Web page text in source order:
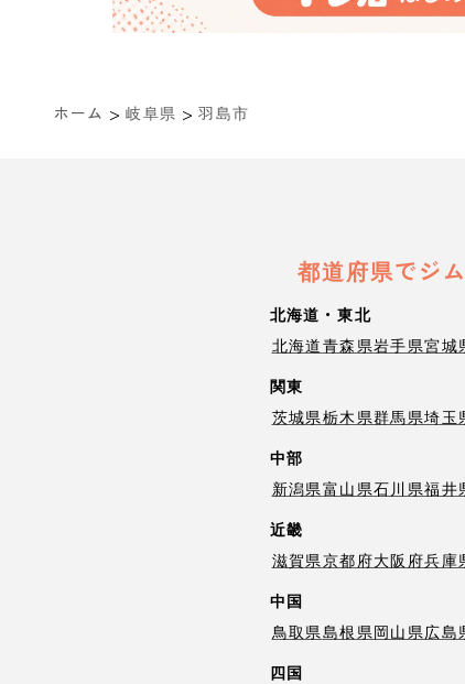
ホーム > 岐阜県 > 羽島市
都道府県でジ
北海道・東北
北海道青森県岩手県宮城
関東
茨城県栃木県群馬県埼玉
中部
新潟県富山県石川県福井
近畿
滋賀県京都府大阪府兵庫
中国
鳥取県島根県岡山県広島
四国